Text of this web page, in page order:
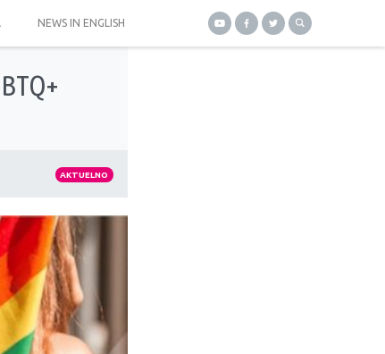
NEWS IN ENGLISH
AKTUELNO